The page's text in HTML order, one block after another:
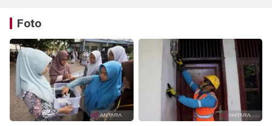
Foto